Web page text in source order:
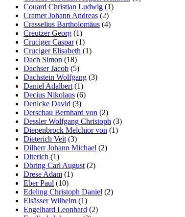
Couard Christian Ludwig (1)
Cramer Johann Andreas (2)
Crasselius Bartholomäus (4)
Creutzer Georg (1)
Cruciger Caspar(1)
Cruciger Elisabeth (1)
Dach Simon (18)
Dachser Jacob (5)
Dachstein Wolfgang (3)
Daniel Adalbert(1)
Decius Nikolaus (6)
Denicke David (3)
Derschau Bernhard von (2)
Dessler Wolfgang Christoph (3)
Diepenbrock Melchior von (1)
Dieterich Veit(3)
Dilherr Johann Michael (2)
Diterich (1)
Döring Carl August(2)
Drese Adam (1)
Eber Paul (10)
Edeling Christoph Daniel (2)
Elsässer Wilhelm (1)
Engelhard Leonhard (2)